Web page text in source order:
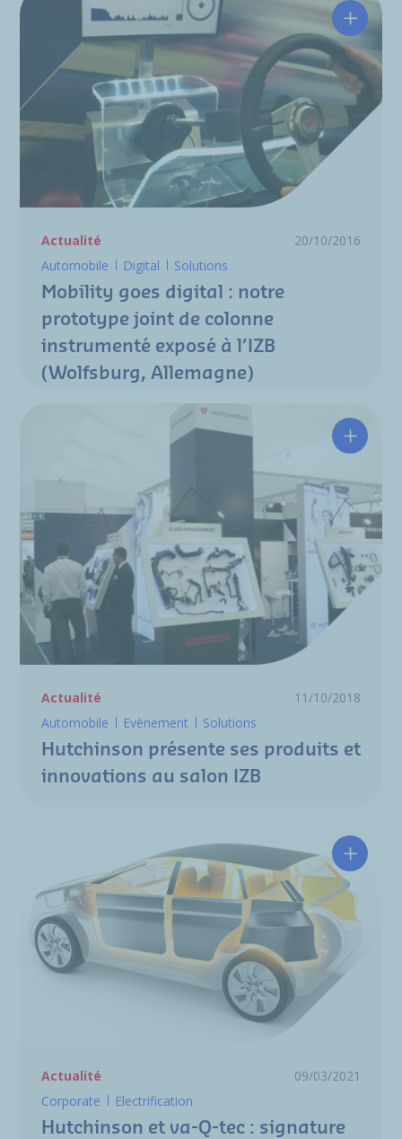
Actualité
20/10/2016
Automobile
Digital Solutions
Mobility goes digital : notre
prototype joint de colonne
instrumenté exposé à l’IZB
(Wolfsburg, Allemagne)
Actualité
11/10/2018
Automobile
Evènement Solutions
Hutchinson présente ses produits et
innovations au salon IZB
Actualité
09/03/2021
Corporate
Electrification
Hutchinson et va-Q-tec : signature